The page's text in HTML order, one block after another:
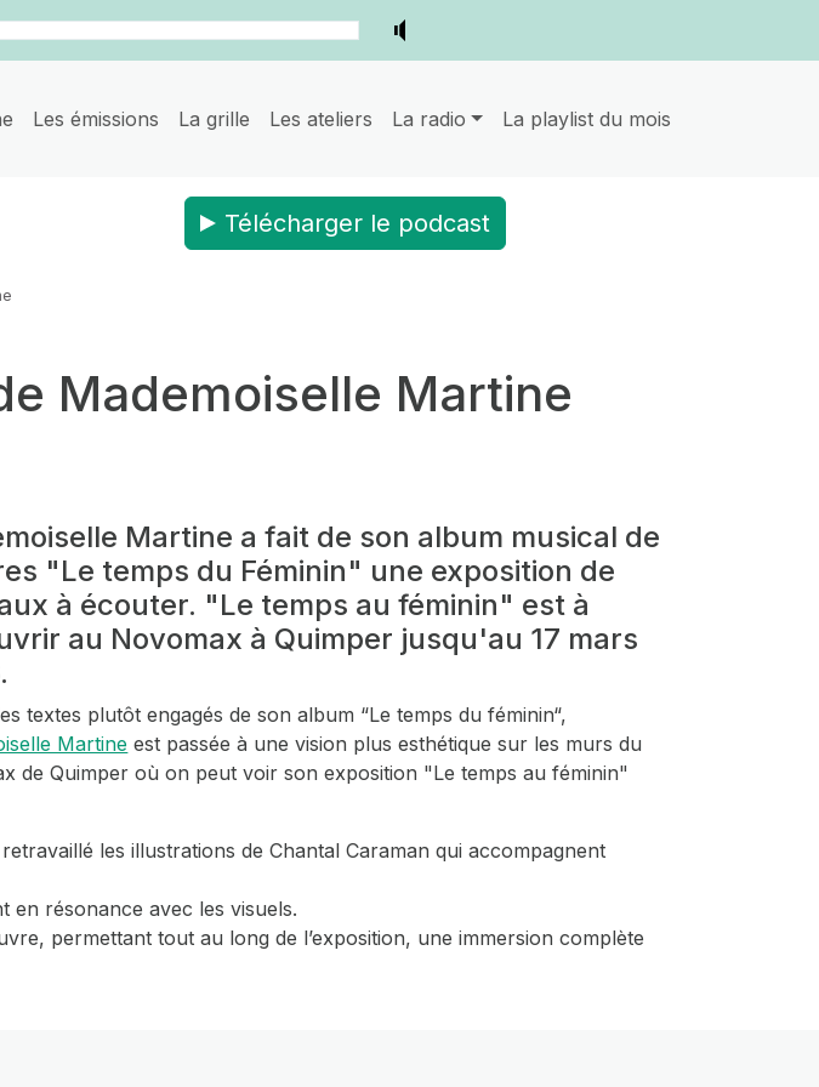
Les émissions La grille Les ateliers La radio La playlist du mois
Télécharger le podcast
Mademoiselle Martine
Martine a fait de son album musical de
"Le temps du Féminin" une exposition de
à écouter. "Le temps au féminin" est à
au Novomax à Quimper jusqu'au 17 mars
textes plutôt engagés de son album “Le temps du féminin“,
Martine est passée à une vision plus esthétique sur les murs du
de Quimper où on peut voir son exposition "Le temps au féminin"
les illustrations de Chantal Caraman qui accompagnent
en résonance avec les visuels.
permettant tout au long de l’exposition, une immersion complète